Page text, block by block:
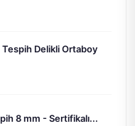
Delikli Ortaboy
8 mm - Sertifikalı...